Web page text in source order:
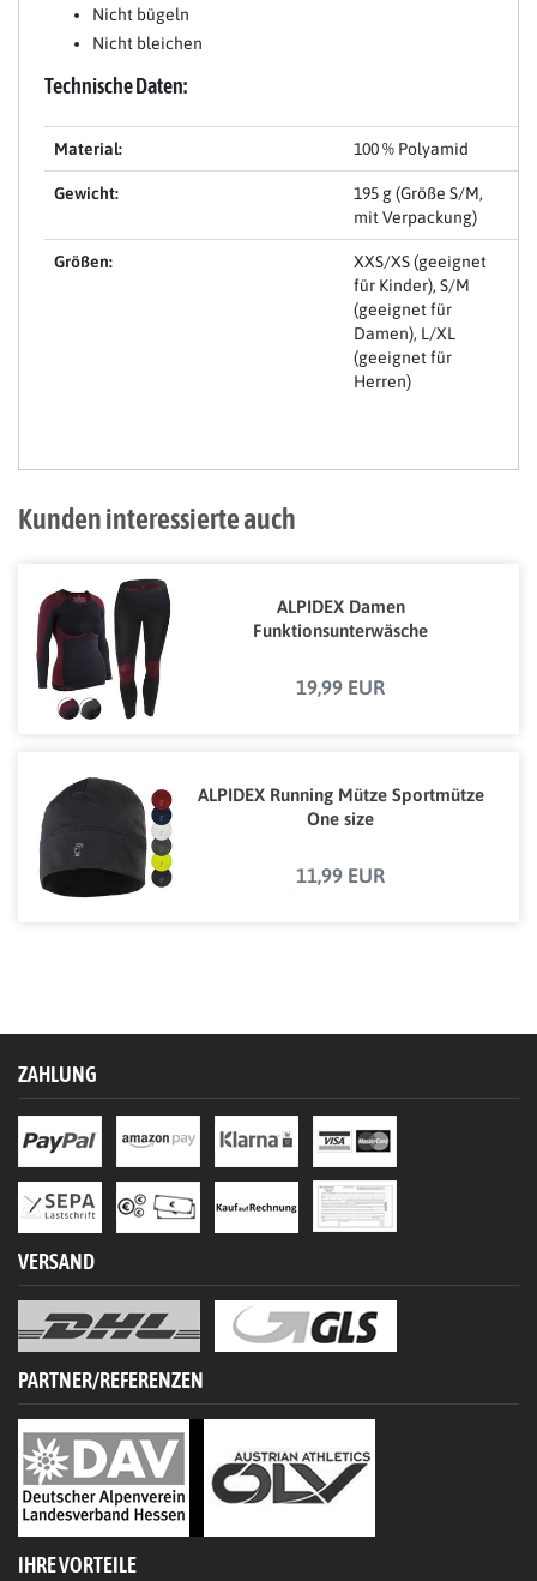
Nicht bügeln
Nicht bleichen
Technische Daten:
Material: 100 % Polyamid
Gewicht:
195 g (Größe S/M,
mit Verpackung)
Größen:
XXS/XS (geeignet
für Kinder), S/M
(geeignet für
Damen), L/XL
(geeignet für
Herren)
Kunden interessierte auch
ALPIDEX Damen
Funktionsunterwäsche
19,99 EUR
ALPIDEX Running Mütze Sportmütze
One size
11,99 EUR
ZAHLUNG
VERSAND
PARTNER/REFERENZEN
IHRE VORTEILE